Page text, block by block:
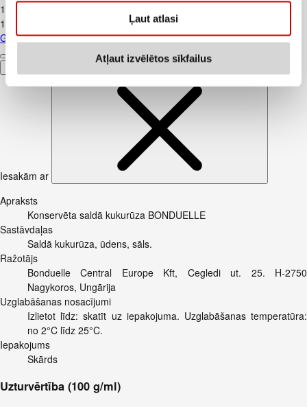
Ļaut atlasi
Atļaut izvēlētos sīkfailus
1
1,29€/gab.
Gurķi garie LATVIJA gab.
Iesakām ar
Apraksts
Konservēta saldā kukurūza BONDUELLE
Sastāvdaļas
Saldā kukurūza, ūdens, sāls.
Ražotājs
Bonduelle Central Europe Kft, Cegledi ut. 25. H-2750
Nagykoros, Ungārija
Uzglabāšanas nosacījumi
Izlietot līdz: skatīt uz iepakojuma. Uzglabāšanas temperatūra:
no 2°C līdz 25°C.
Iepakojums
Skārds
Uzturvērtība (100 g/ml)